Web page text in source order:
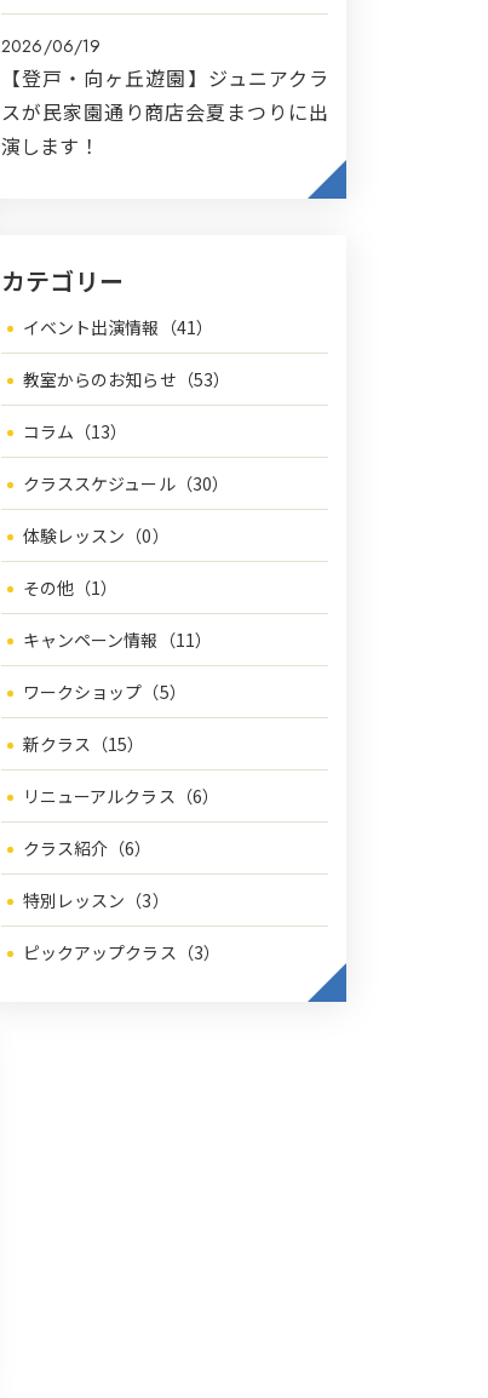
2026/06/19
【登戸・向ヶ丘遊園】ジュニアクラ
スが民家園通り商店会夏まつりに出
演します！
カテゴリー
イベント出演情報（41）
教室からのお知らせ（53）
コラム（13）
クラススケジュール（30）
体験レッスン（0）
その他（1）
キャンペーン情報（11）
ワークショップ（5）
新クラス（15）
リニューアルクラス（6）
クラス紹介（6）
特別レッスン（3）
ピックアップクラス（3）